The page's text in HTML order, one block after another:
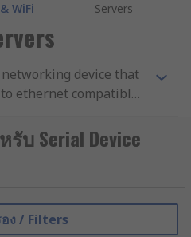
& WiFi
Servers
device that
ethernet compatible
or RS485 serial
a local area
device servers, in
are then used to
to the network.
บ Serial Device
ง / Filters